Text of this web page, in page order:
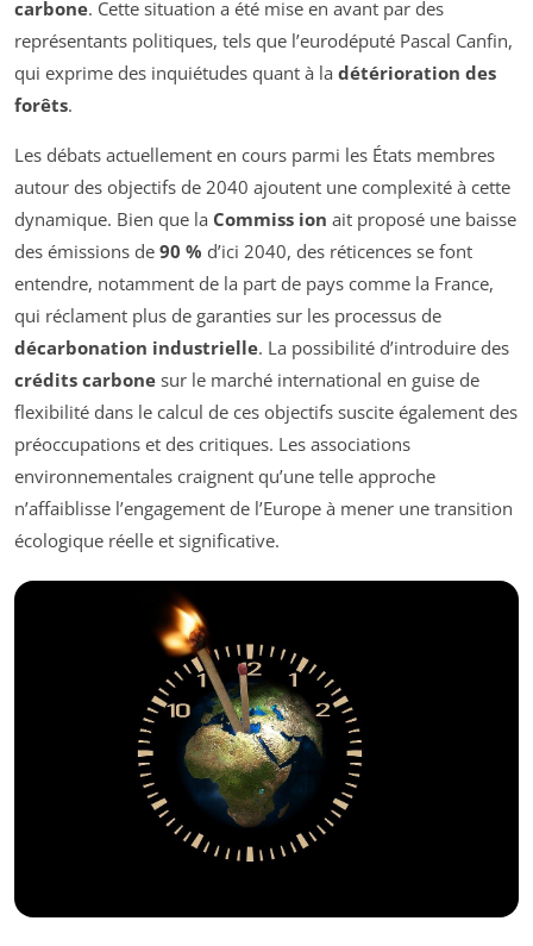
carbone. Cette situation a été mise en avant par des
représentants politiques, tels que l’eurodéputé Pascal Canfin,
qui exprime des inquiétudes quant à la détérioration des
forêts.
Les débats actuellement en cours parmi les États membres
autour des objectifs de 2040 ajoutent une complexité à cette
dynamique. Bien que la Commiss ion ait proposé une baisse
des émissions de 90 % d’ici 2040, des réticences se font
entendre, notamment de la part de pays comme la France,
qui réclament plus de garanties sur les processus de
décarbonation industrielle. La possibilité d’introduire des
crédits carbone sur le marché international en guise de
flexibilité dans le calcul de ces objectifs suscite également des
préoccupations et des critiques. Les associations
environnementales craignent qu’une telle approche
n’affaiblisse l’engagement de l’Europe à mener une transition
écologique réelle et significative.